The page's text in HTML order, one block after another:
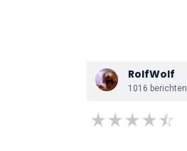
RolfWolf
1016 berichten